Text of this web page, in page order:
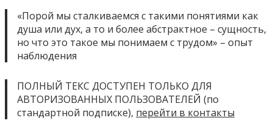
«Порой мы сталкиваемся с такими понятиями как
душа или дух, а то и более абстрактное – сущность,
но что это такое мы понимаем с трудом» – опыт
наблюдения
ПОЛНЫЙ ТЕКС ДОСТУПЕН ТОЛЬКО ДЛЯ
АВТОРИЗОВАННЫХ ПОЛЬЗОВАТЕЛЕЙ (по
стандартной подписке), перейти в контакты